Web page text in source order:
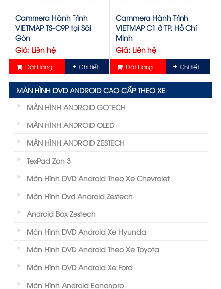
Cammera Hành Trình
VIETMAP TS-C9P tại Sài
Gòn
Giá: Liên hệ
Đặt Hàng Chi tiết
Cammera Hành Trình
VIETMAP C1 ở TP. Hồ Chí
Minh
Giá: Liên hệ
Đặt Hàng Chi tiết
MÀN HÌNH DVD ANDROID CAO CẤP THEO XE
MÀN HÌNH ANDROID GOTECH
MÀN HÌNH ANDROID OLED
MÀN HÌNH ANDROID ZESTECH
TexPad Zon 3
Màn Hình DVD Android Theo Xe Chevrolet
Màn Hình Dvd Android Zestech
Android Box Zestech
Màn Hình DVD Android Xe Hyundai
Màn Hình DVD Android Theo Xe Toyota
Màn Hình DVD Android Xe Ford
Màn Hình Android Eononpro